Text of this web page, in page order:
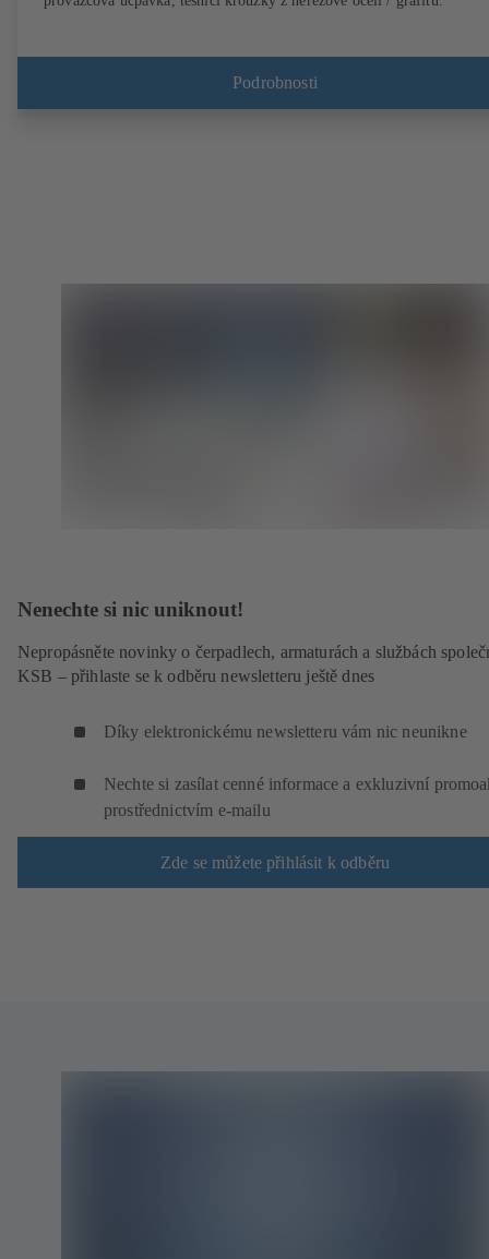
Podrobnosti
Nenechte si nic uniknout!
Nepropásněte novinky o čerpadlech, armaturách a službách
KSB – přihlaste se k odběru newsletteru ještě dnes
Díky elektronickému newsletteru vám nic neunikne
Nechte si zasílat cenné informace a exkluzivní
prostřednictvím e-mailu
Zde se můžete přihlásit k odběru